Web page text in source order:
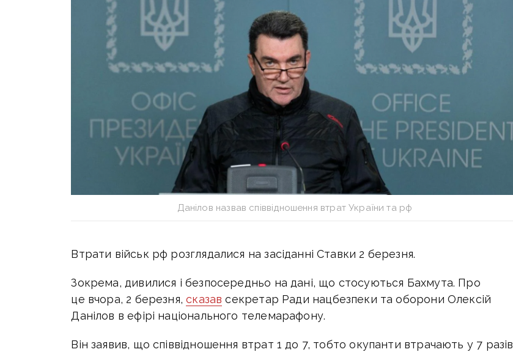
Данілов назвав співвідношення втрат України та рф
Втрати військ рф розглядалися на засіданні Ставки 2 березня.
Зокрема, дивилися і безпосередньо на дані, що стосуються Бахмута. Про
це вчора, 2 березня,сказав секретар Ради нацбезпеки та оборони Олексій
Данілов в ефірі національного телемарафону.
Він заявив, що співвідношення втрат 1 до 7, тобто окупанти втрачають у 7 разів